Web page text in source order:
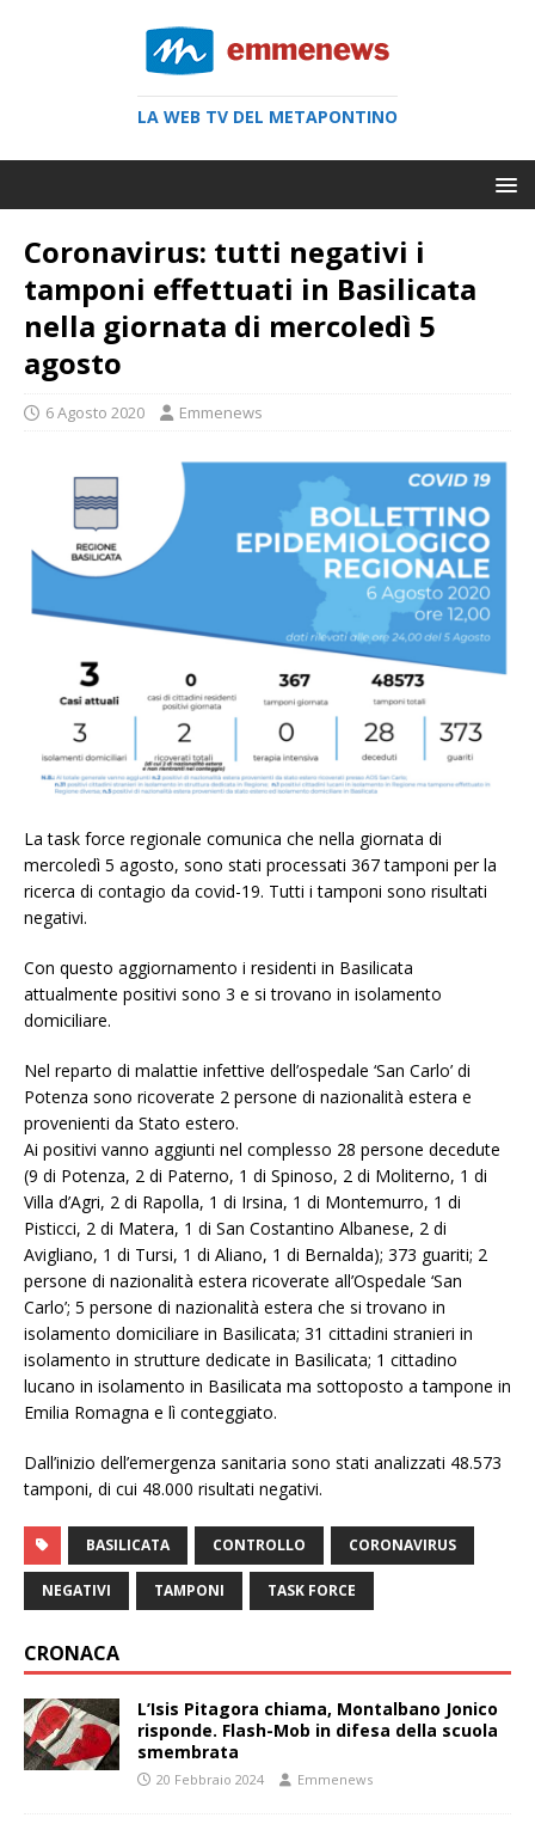
LA WEB TV DEL METAPONTINO
Coronavirus: tutti negativi i
tamponi effettuati in Basilicata
nella giornata di mercoledì 5
agosto
6 Agosto 2020 Emmenews
La task force regionale comunica che nella giornata di
mercoledì 5 agosto, sono stati processati 367 tamponi per la
ricerca di contagio da covid-19. Tutti i tamponi sono risultati
negativi.
Con questo aggiornamento i residenti in Basilicata
attualmente positivi sono 3 e si trovano in isolamento
domiciliare.
Nel reparto di malattie infettive dell’ospedale ‘San Carlo’ di
Potenza sono ricoverate 2 persone di nazionalità estera e
provenienti da Stato estero.
Ai positivi vanno aggiunti nel complesso 28 persone decedute
(9 di Potenza, 2 di Paterno, 1 di Spinoso, 2 di Moliterno, 1 di
Villa d’Agri, 2 di Rapolla, 1 di Irsina, 1 di Montemurro, 1 di
Pisticci, 2 di Matera, 1 di San Costantino Albanese, 2 di
Avigliano, 1 di Tursi, 1 di Aliano, 1 di Bernalda); 373 guariti; 2
persone di nazionalità estera ricoverate all’Ospedale ‘San
Carlo’; 5 persone di nazionalità estera che si trovano in
isolamento domiciliare in Basilicata; 31 cittadini stranieri in
isolamento in strutture dedicate in Basilicata; 1 cittadino
lucano in isolamento in Basilicata ma sottoposto a tampone in
Emilia Romagna e lì conteggiato.
Dall’inizio dell’emergenza sanitaria sono stati analizzati 48.573
tamponi, di cui 48.000 risultati negativi.
BASILICATA CONTROLLO CORONAVIRUS
NEGATIVI TAMPONI TASK FORCE
CRONACA
L’Isis Pitagora chiama, Montalbano Jonico
risponde. Flash-Mob in difesa della scuola
smembrata
20 Febbraio 2024 Emmenews